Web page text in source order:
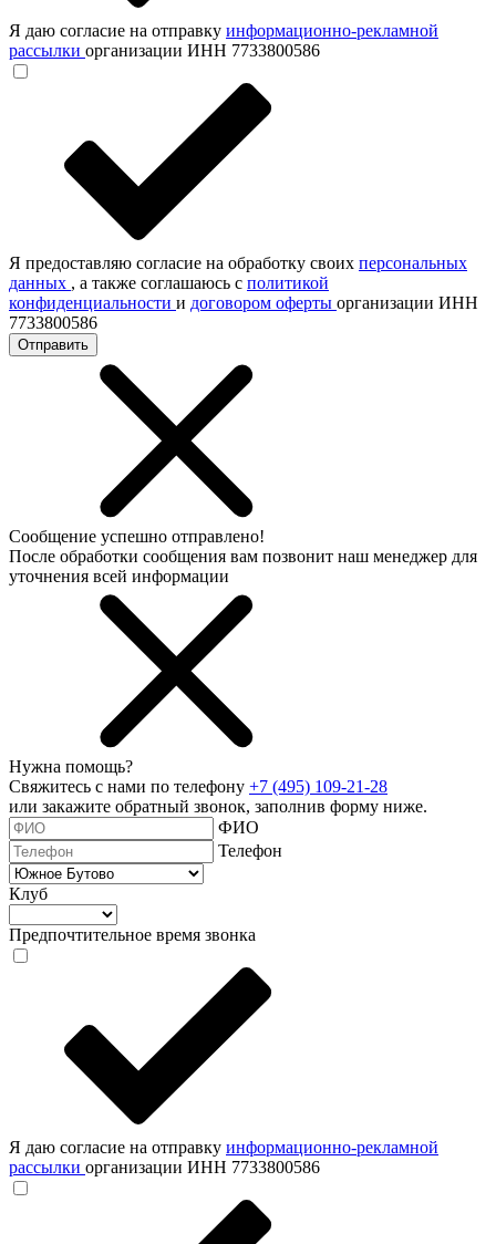
Я даю согласие на отправку информационно-рекламной
рассылки организации ИНН 7733800586
Я предоставляю согласие на обработку своих персональных
данных , а также соглашаюсь с политикой
конфиденциальности и договором оферты организации ИНН
7733800586
Отправить
Сообщение успешно отправлено!
После обработки сообщения вам позвонит наш менеджер для
уточнения всей информации
Нужна помощь?
Свяжитесь с нами по телефону +7 (495) 109-21-28
или закажите обратный звонок, заполнив форму ниже.
ФИО
Телефон
Клуб
Предпочтительное время звонка
Я даю согласие на отправку информационно-рекламной
рассылки организации ИНН 7733800586